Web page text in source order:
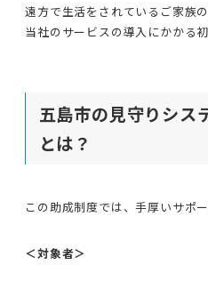
遠方で生活をされているご家族
当社のサービスの導入にかかる
五島市の見守りシス
とは？
この助成制度では、手厚いサポ
＜対象者＞